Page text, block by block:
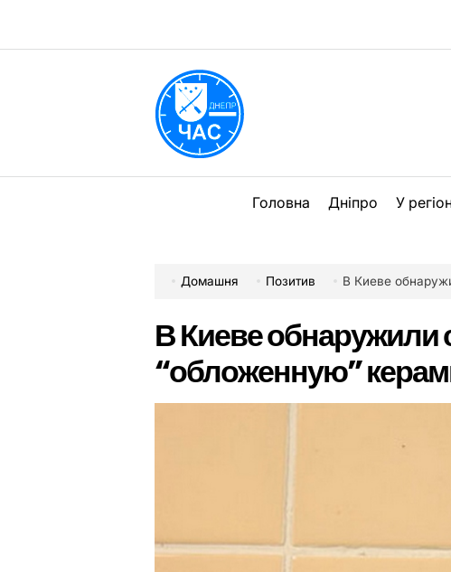
вмісту
Головна Дніпро У
Домашня Позитив В Киеве
В Киеве
“обложенную”